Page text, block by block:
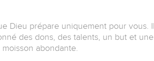
Dieu prépare uniquement pour vous.
des dons, des talents, un but et
abondante.